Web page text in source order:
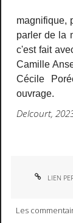
magnifique,
parler de la
c'est fait
Camille
Cécile
ouvrage.
Delcourt,
LIEN
Les